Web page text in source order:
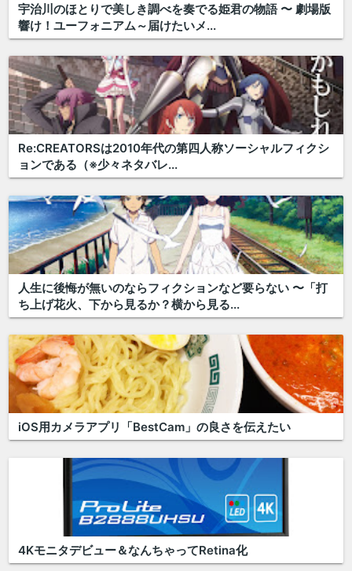
宇治川のほとりで美しき調べを奏でる姫君の物語 〜 劇場版
響け！ユーフォニアム～届けたいメ...
Re:CREATORSは2010年代の第四人称ソーシャルフィクシ
ョンである（※少々ネタバレ...
人生に後悔が無いのならフィクションなど要らない 〜「打
ち上げ花火、下から見るか？横から見る...
iOS用カメラアプリ「BestCam」の良さを伝えたい
4Kモニタデビュー＆なんちゃってRetina化